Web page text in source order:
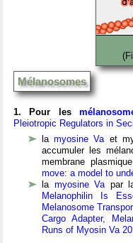
Mélanosomes
1. Pour les
Pleiotropic Regulators in
lamyosine Vaet
accumuler les
membrane
move: a model to
la myosine Vapar
Melanophilin Is
Melanosome
Cargo Adapter,
Runs of Myosin Va